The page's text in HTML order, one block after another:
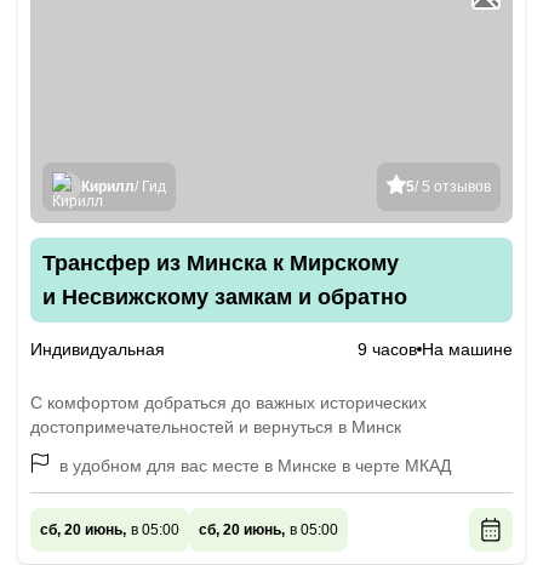
5/ 5 отзывов
Кирилл/ Гид
Трансфер из Минска к Мирскому
и Несвижскому замкам и обратно
Индивидуальная 9 часов На машине
С комфортом добраться до важных исторических
достопримечательностей и вернуться в Минск
в удобном для вас месте в Минске в черте МКАД
сб, 20 июнь, в 05:00 сб, 20 июнь, в 05:00